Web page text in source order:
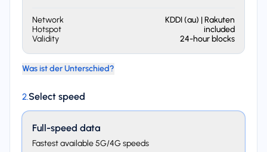
Network
KDDI (au) | Rakuten
Hotspot
included
Validity
24-hour blocks
Was ist der Unterschied?
2.Select speed
Full-speed data
Fastest available 5G/4G speeds